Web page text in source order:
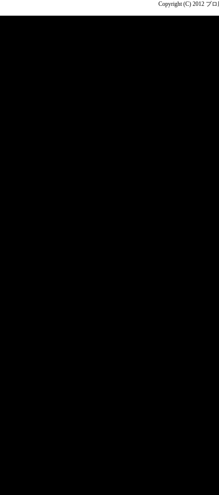
Copyright (C) 2012 プ